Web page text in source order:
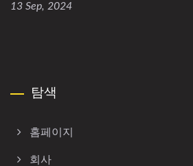
13 Sep, 2024
탐색
홈페이지
회사